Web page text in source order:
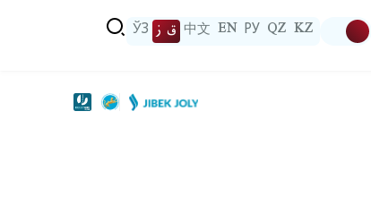
KZ
QZ
РУ
EN
中文 ق ز ЎЗ